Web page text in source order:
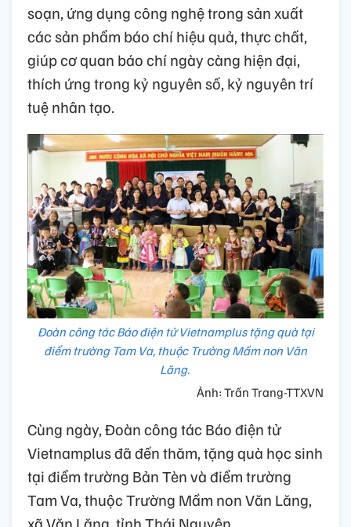
soạn, ứng dụng công nghệ trong sản xuất
các sản phẩm báo chí hiệu quả, thực chất,
giúp cơ quan báo chí ngày càng hiện đại,
thích ứng trong kỷ nguyên số, kỷ nguyên trí
tuệ nhân tạo.
Đoàn công tác Báo điện tử Vietnamplus tặng quà tại
điểm trường Tam Va, thuộc Trường Mầm non Văn
Lăng.
Ảnh: Trần Trang-TTXVN
Cùng ngày, Đoàn công tác Báo điện tử
Vietnamplus đã đến thăm, tặng quà học sinh
tại điểm trường Bản Tèn và điểm trường
Tam Va, thuộc Trường Mầm non Văn Lăng,